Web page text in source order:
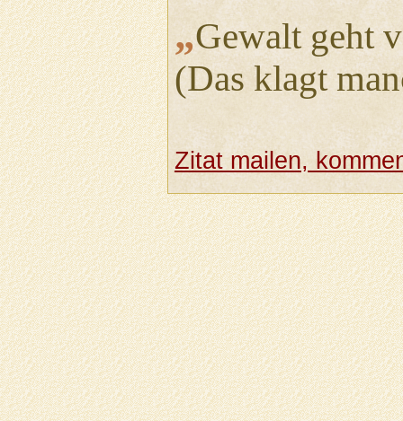
„Gewalt geht
(Das klagt
Zitat mailen,